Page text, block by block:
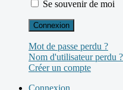
Se souvenir de moi
Connexion
Mot de passe perdu ?
Nom d'utilisateur perdu ?
Créer un compte
Connexion